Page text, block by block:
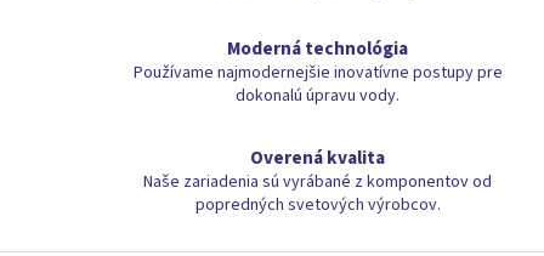
Moderná technológia
Používame najmodernejšie inovatívne postupy pre
dokonalú úpravu vody.
Overená kvalita
Naše zariadenia sú vyrábané z komponentov od
popredných svetových výrobcov.